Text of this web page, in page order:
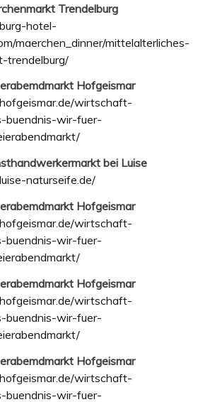
Trendelburg
hotel-
maerchen_dinner/mittelalterliches-
trendelburg/
Hofgeismar
wirtschaft-
buendnis-wir-fuer-
bei Luise
naturseife.de/
Hofgeismar
wirtschaft-
buendnis-wir-fuer-
Hofgeismar
wirtschaft-
buendnis-wir-fuer-
Hofgeismar
wirtschaft-
buendnis-wir-fuer-